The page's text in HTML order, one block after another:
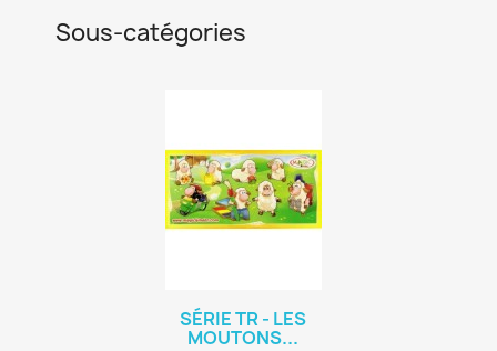
Sous-catégories
SÉRIE TR - LES
MOUTONS...